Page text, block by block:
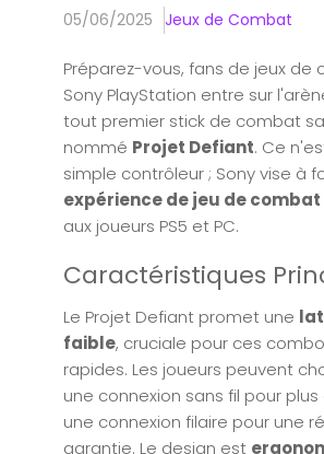
05/06/2025 Jeux de Combat
Préparez-vous, fans de jeux de
Sony PlayStation entre sur
tout premier stick de combat
nommé Projet Defiant. Ce
simple contrôleur ; Sony vise à
expérience de jeu de
aux joueurs PS5 et PC.
Caractéristiques
Le Projet Defiant promet une
faible, cruciale pour ces
rapides. Les joueurs peuvent
une connexion sans fil pour
une connexion filaire pour une
garantie. Le design est